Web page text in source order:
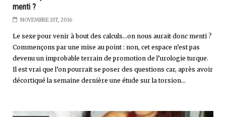
menti ?
NOVEMBRE 1ST, 2016
Le sexe pour venir à bout des calculs...on nous aurait donc menti ?
Commençons par une mise au point : non, cet espace n’est pas
devenu un improbable terrain de promotion de l’urologie turque.
Il est vrai que l’on pourrait se poser des questions car, après avoir
décortiqué la semaine dernière une étude sur la torsion...